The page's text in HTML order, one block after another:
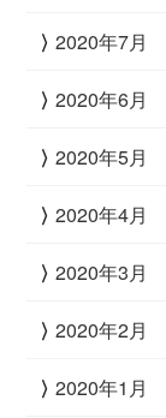
2020年7月
2020年6月
2020年5月
2020年4月
2020年3月
2020年2月
2020年1月